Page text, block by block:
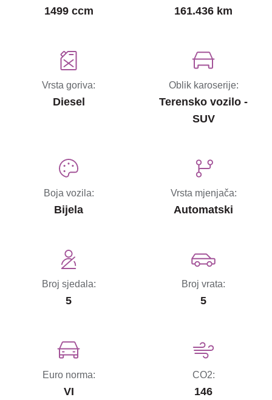
1499 ccm 161.436 km
Vrsta goriva:
Diesel
Oblik karoserije:
Terensko vozilo -
SUV
Boja vozila:
Bijela
Vrsta mjenjača:
Automatski
Broj sjedala:
5
Broj vrata:
5
Euro norma:
VI
CO2:
146